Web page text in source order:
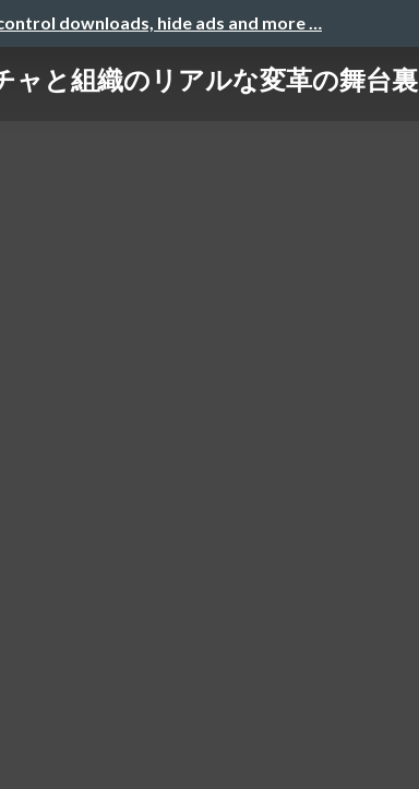
downloads, hide ads and more …
ャと組織のリアルな変⾰の舞台裏